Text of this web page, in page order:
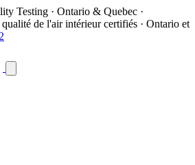
Testing · Ontario & Quebec ·
qualité de l'air intérieur certifiés · Ontario et